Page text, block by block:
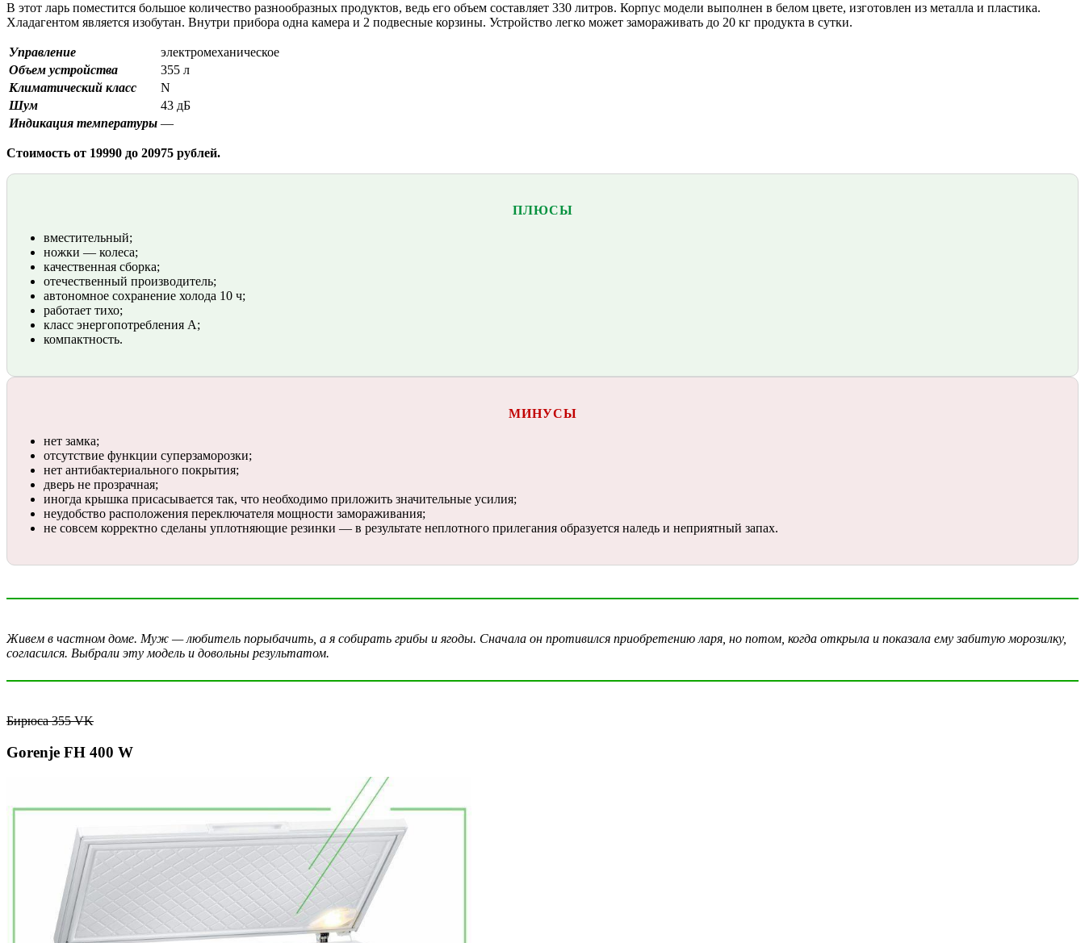
В этот ларь поместится большое количество разнообразных продуктов, ведь его объем составляет 330 литров. Корпус модели выполнен в белом цвете, изготовлен из металла и пластика.
Хладагентом является изобутан. Внутри прибора одна камера и 2 подвесные корзины. Устройство легко может замораживать до 20 кг продукта в сутки.
Управление
электромеханическое
Объем устройства
355 л
Климатический класс
N
Шум
43 дБ
Индикация температуры —
Стоимость от 19990 до 20975 рублей.
ПЛЮСЫ
вместительный;
ножки — колеса;
качественная сборка;
отечественный производитель;
автономное сохранение холода 10 ч;
работает тихо;
класс энергопотребления А;
компактность.
МИНУСЫ
нет замка;
отсутствие функции суперзаморозки;
нет антибактериального покрытия;
дверь не прозрачная;
иногда крышка присасывается так, что необходимо приложить значительные усилия;
неудобство расположения переключателя мощности замораживания;
не совсем корректно сделаны уплотняющие резинки — в результате неплотного прилегания образуется наледь и неприятный запах.
Живем в частном доме. Муж — любитель порыбачить, а я собирать грибы и ягоды. Сначала он противился приобретению ларя, но потом, когда открыла и показала ему забитую морозилку,
согласился. Выбрали эту модель и довольны результатом.
Бирюса 355 VK
Gorenje FH 400 W